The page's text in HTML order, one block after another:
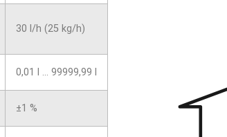
30 l/h (25 kg/h)
0,01 l … 99999,99 l
±1 %